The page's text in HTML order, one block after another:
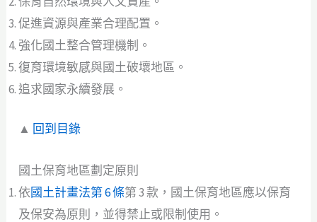
促進資源與產業合理配置。
強化國土整合管理機制。
復育環境敏感與國土破壞地區。
追求國家永續發展。
▲ 回到目錄
國土保育地區劃定原則
依國土計畫法第 6 條第 3 款，國土保育地區應以保育
及保安為原則，並得禁止或限制使用。